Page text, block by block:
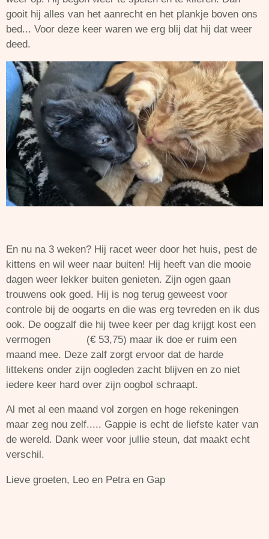
gooit hij alles van het aanrecht en het plankje boven ons
bed... Voor deze keer waren we erg blij dat hij dat weer
deed.
En nu na 3 weken? Hij racet weer door het huis, pest de
kittens en wil weer naar buiten! Hij heeft van die mooie
dagen weer lekker buiten genieten. Zijn ogen gaan
trouwens ook goed. Hij is nog terug geweest voor
controle bij de oogarts en die was erg tevreden en ik dus
ook. De oogzalf die hij twee keer per dag krijgt kost een
vermogen (€ 53,75) maar ik doe er ruim een
maand mee. Deze zalf zorgt ervoor dat de harde
littekens onder zijn oogleden zacht blijven en zo niet
iedere keer hard over zijn oogbol schraapt.
Al met al een maand vol zorgen en hoge rekeningen
maar zeg nou zelf..... Gappie is echt de liefste kater van
de wereld. Dank weer voor jullie steun, dat maakt echt
verschil.
Lieve groeten, Leo en Petra en Gap